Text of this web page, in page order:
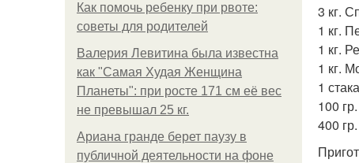
Как помочь ребенку при рвоте:
советы для родителей
Валерия Левитина была известна
как "Самая Худая Женщина
Планеты": при росте 171 см её вес
не превышал 25 кг.
Ариана гранде берет паузу в
публичной деятельности на фоне
3 кг.
1 кг.
1 кг.
1 кг.
1
100
400